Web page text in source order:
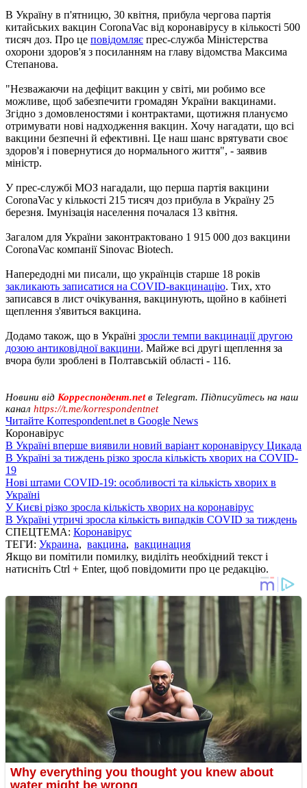
В Україну в п'ятницю, 30 квітня, прибула чергова партія
китайських вакцин CoronaVac від коронавірусу в кількості 500
тисяч доз. Про це повідомляє прес-служба Міністерства
охорони здоров'я з посиланням на главу відомства Максима
Степанова.
"Незважаючи на дефіцит вакцин у світі, ми робимо все
можливе, щоб забезпечити громадян України вакцинами.
Згідно з домовленостями і контрактами, щотижня плануємо
отримувати нові надходження вакцин. Хочу нагадати, що всі
вакцини безпечні й ефективні. Це наш шанс врятувати своє
здоров'я і повернутися до нормального життя", - заявив
міністр.
У прес-службі МОЗ нагадали, що перша партія вакцини
CoronaVac у кількості 215 тисяч доз прибула в Україну 25
березня. Імунізація населення почалася 13 квітня.
Загалом для України законтрактовано 1 915 000 доз вакцини
CoronaVac компанії Sinovac Biotech.
Напередодні ми писали, що українців старше 18 років
закликають записатися на COVID-вакцинацію. Тих, хто
записався в лист очікування, вакцинують, щойно в кабінеті
щеплення з'явиться вакцина.
Додамо також, що в Україні зросли темпи вакцинації другою
дозою антиковідної вакцини. Майже всі другі щеплення за
вчора були зроблені в Полтавській області - 116.
Новини від Корреспондент.netв Telegram. Підписуйтесь на наш
канал https://t.me/korrespondentnet
Читайте Korrespondent.net в Google News
Коронавірус
В Україні вперше виявили новий варіант коронавірусу Цикада
В Україні за тиждень різко зросла кількість хворих на COVID-
19
Нові штами COVID-19: особливості та кількість хворих в
Україні
У Києві різко зросла кількість хворих на коронавірус
В Україні утричі зросла кількість випадків COVID за тиждень
СПЕЦТЕМА: Коронавірус
ТЕГИ: Украина, вакцина, вакцинация
Якщо ви помітили помилку, виділіть необхідний текст і
натисніть Ctrl + Enter, щоб повідомити про це редакцію.